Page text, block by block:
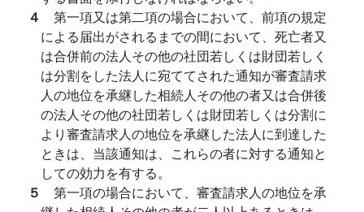
４ 第一項又は第二項の場合において、前項の規定
による届出がされるまでの間において、死亡者又
は合併前の法人その他の社団若しくは財団若しく
は分割をした法人に宛ててされた通知が審査請求
人の地位を承継した相続人その他の者又は合併後
の法人その他の社団若しくは財団若しくは分割に
より審査請求人の地位を承継した法人に到達した
ときは、当該通知は、これらの者に対する通知と
しての効力を有する。
５ 第一項の場合において、審査請求人の地位を承